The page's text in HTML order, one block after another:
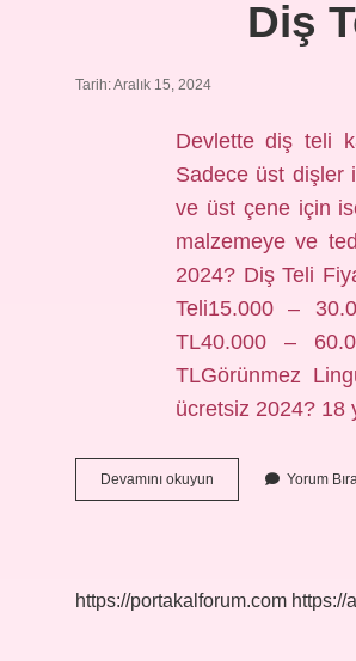
Diş
Tarih: Aralık 15, 2024
Devlette diş teli
Sadece üst dişler
ve üst çene için
malzemeye ve
2024? Diş Teli
Teli15.000 –
TL40.000 –
TLGörünmez
ücretsiz 2024? 18
Devamını okuyun
Teli
Yorum
https://portakalforum.com https://